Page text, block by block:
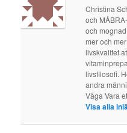
Christina
och
och
mer och
livskvalitet
livsfilosofi.
andra
Våga Vara
Visa alla